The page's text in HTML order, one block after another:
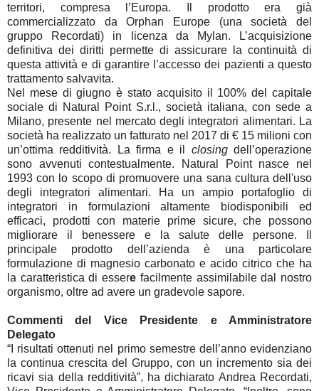
territori, compresa l’Europa. Il prodotto era già
commercializzato da Orphan Europe (una società del
gruppo Recordati) in licenza da Mylan. L’acquisizione
definitiva dei diritti permette di assicurare la continuità di
questa attività e di garantire l’accesso dei pazienti a questo
trattamento salvavita.
Nel mese di giugno è stato acquisito il 100% del capitale
sociale di Natural Point S.r.l., società italiana, con sede a
Milano, presente nel mercato degli integratori alimentari. La
società ha realizzato un fatturato nel 2017 di € 15 milioni con
un’ottima redditività. La firma e il closingdell’operazione
sono avvenuti contestualmente. Natural Point nasce nel
1993 con lo scopo di promuovere una sana cultura dell'uso
degli integratori alimentari. Ha un ampio portafoglio di
integratori in formulazioni altamente biodisponibili ed
efficaci, prodotti con materie prime sicure, che possono
migliorare il benessere e la salute delle persone. Il
principale prodotto dell’azienda è una particolare
formulazione di magnesio carbonato e acido citrico che ha
la caratteristica di essere facilmente assimilabile dal nostro
organismo, oltre ad avere un gradevole sapore.
Commenti del Vice Presidente e Amministratore
Delegato
“I risultati ottenuti nel primo semestre dell’anno evidenziano
la continua crescita del Gruppo, con un incremento sia dei
ricavi sia della redditività”, ha dichiarato Andrea Recordati,